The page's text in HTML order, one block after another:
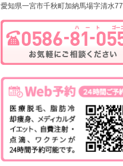
愛知県一宮市千秋町加納馬場字清水77